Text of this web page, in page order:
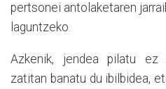
pertsonei antolaketaren
laguntzeko.
Azkenik, jendea pilatu ez
zatitan banatu du ibilbidea,